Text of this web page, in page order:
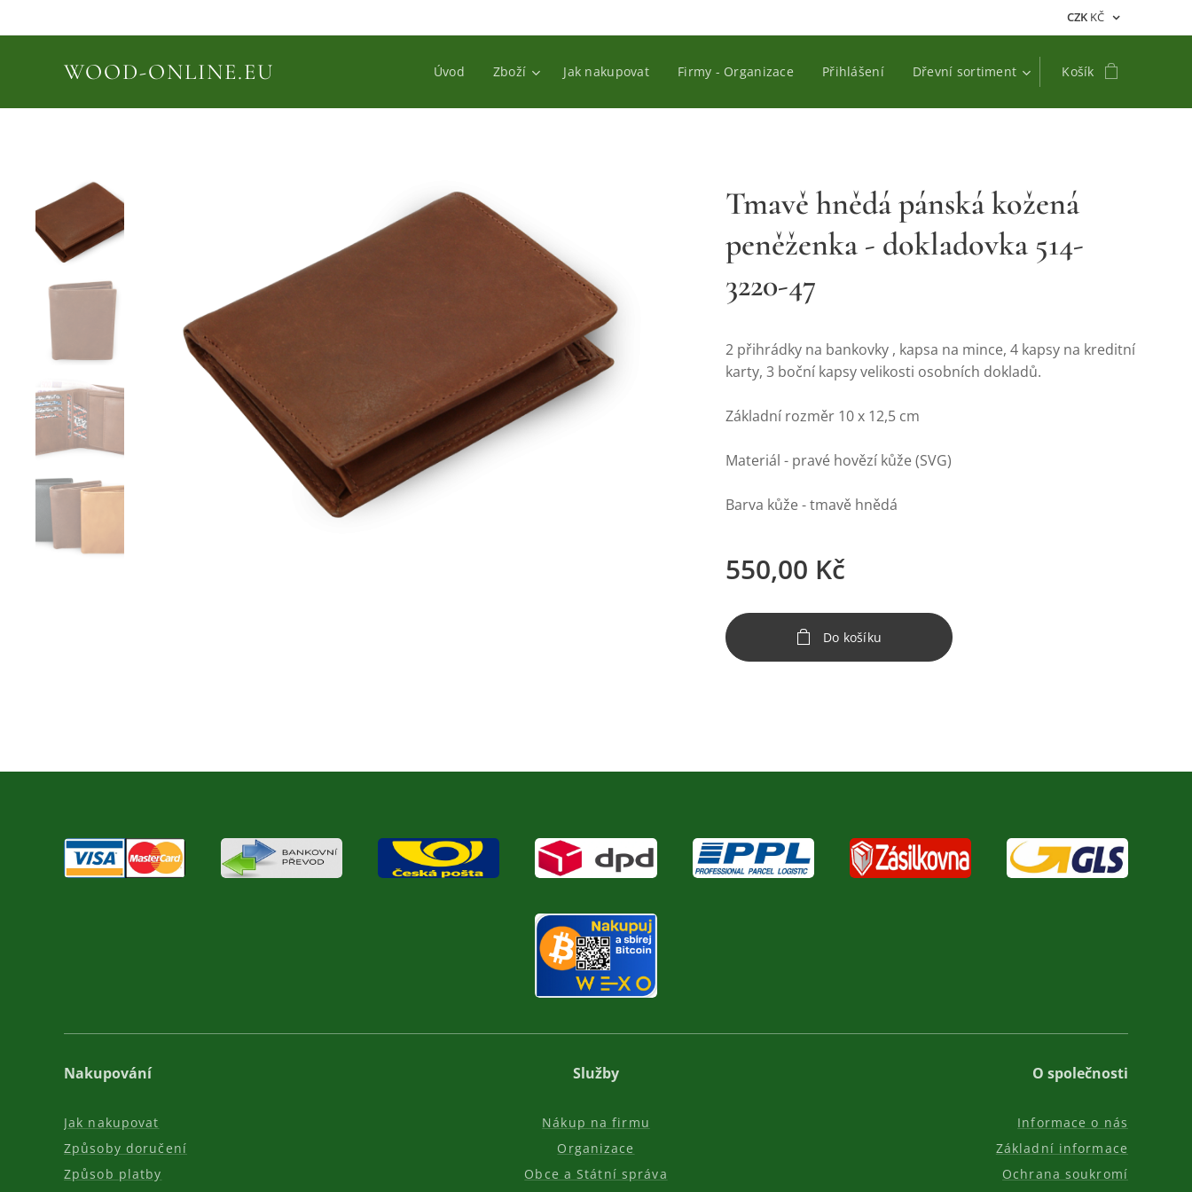
CZK KČ
WOOD-ONLINE.EU Úvod Zboží Jak nakupovat Firmy - Organizace Přihlášení Dřevní sortiment Košík
Tmavě hnědá pánská kožená
peněženka - dokladovka 514-
3220-47
2 přihrádky na bankovky , kapsa na mince, 4 kapsy na kreditní
karty, 3 boční kapsy velikosti osobních dokladů.
Základní rozměr 10 x 12,5 cm
Materiál - pravé hovězí kůže (SVG)
Barva kůže - tmavě hnědá
550,00 Kč
Do košíku
Nakupování
Jak nakupovat
Způsoby doručení
Způsob platby
Služby
Nákup na firmu
Organizace
Obce a Státní správa
O společnosti
Informace o nás
Základní informace
Ochrana soukromí